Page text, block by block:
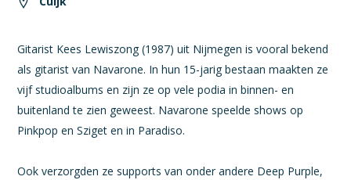
Gitarist Kees Lewiszong (1987) uit Nijmegen is vooral bekend
als gitarist van Navarone. In hun 15-jarig bestaan maakten ze
vijf studioalbums en zijn ze op vele podia in binnen- en
buitenland te zien geweest. Navarone speelde shows op
Pinkpop en Sziget en in Paradiso.
Ook verzorgden ze supports van onder andere Deep Purple,